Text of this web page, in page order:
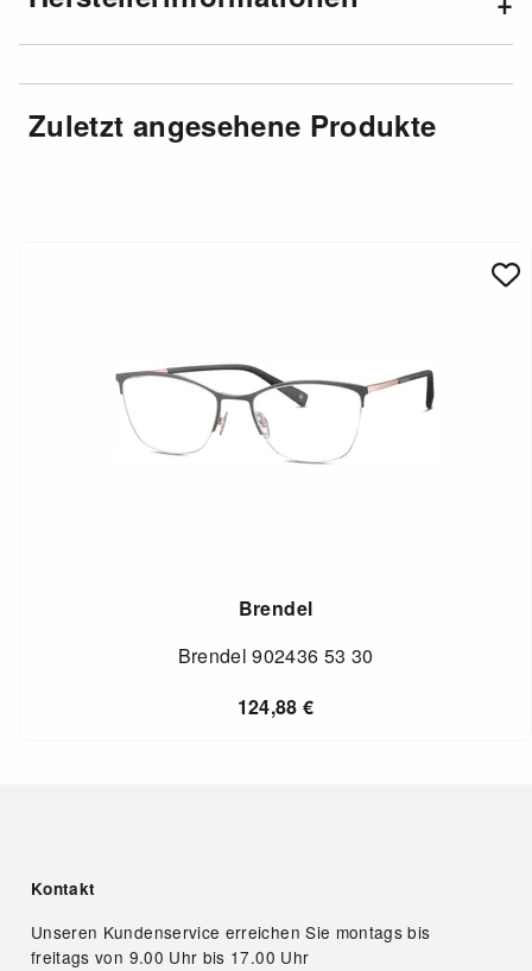
Zuletzt angesehene Produkte
Brendel
Brendel 902436 53 30
124,88€
Kontakt
Unseren Kundenservice erreichen Sie montags bis
freitags von 9.00 Uhr bis 17.00 Uhr